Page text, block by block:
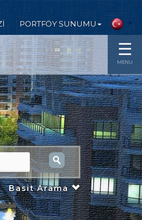
PORTFÖY SUNUMU
☰
MENU
Basit Arama